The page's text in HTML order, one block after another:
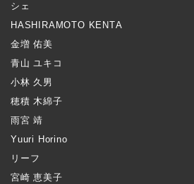
シェ
HASHIRAMOTO KENTA
金増 佑美
青山 ユキコ
小林 久男
穂積 木綿子
雨宮 靖
Yuuri Horino
リーフ
宮崎 恵美子